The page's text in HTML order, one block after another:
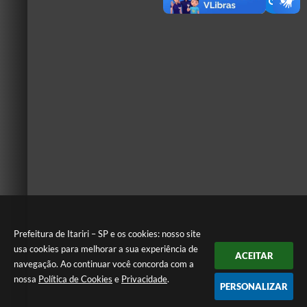
Prefeitura de Itariri – SP e os cookies: nosso site
usa cookies para melhorar a sua experiência de
navegação. Ao continuar você concorda com a
nossa Política de Cookies e Privacidade.
ACEITAR
PERSONALIZAR